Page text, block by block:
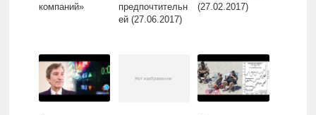
компаний»
предпочтительн
ей (27.06.2017)
(27.02.2017)